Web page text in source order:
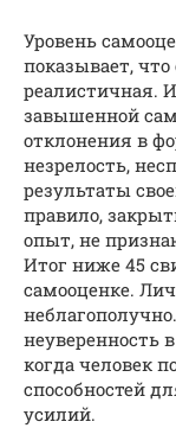
Уровень
показывает,
реалистичная.
завышенной
отклонения в
незрелость,
результаты
правило,
опыт, не
Итог ниже 45
самооценке.
неуверенность
когда человек
способностей
усилий.